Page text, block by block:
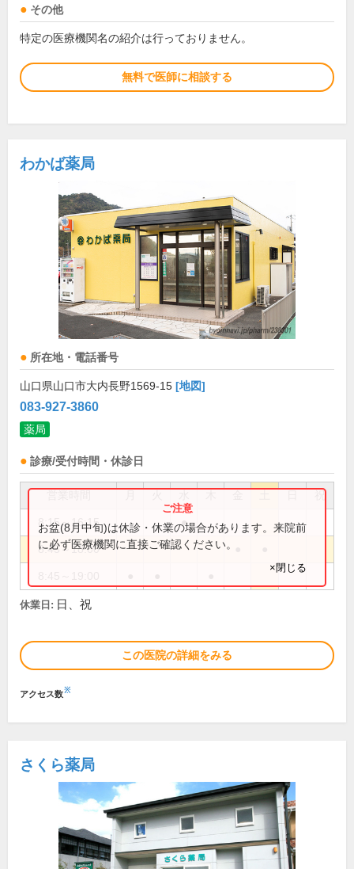
その他
特定の医療機関名の紹介は行っておりません。
無料で医師に相談する
わかば薬局
所在地・電話番号
山口県山口市大内長野1569-15 [地図]
083-927-3860
薬局
診療/受付時間・休診日
祝
8:15～16:15 ●
8:45～18:00
お盆(8月中旬)は休診・休業の場合があります。来院前
に必ず医療機関に直接ご確認ください。
×閉じる
休業日: 日、祝
この医院の詳細をみる
アクセス数※
さくら薬局